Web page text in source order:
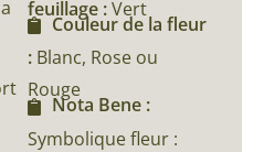
feuillage :Vert
Couleur de la fleur
: Blanc, Rose ou
Rouge
Nota Bene :
Symbolique fleur :